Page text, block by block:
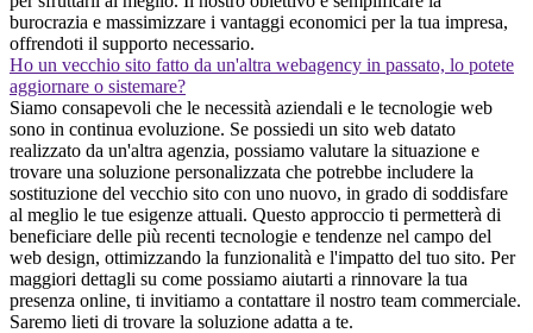
burocrazia e massimizzare i vantaggi economici per la tua impresa,
offrendoti il supporto necessario.
Ho un vecchio sito fatto da un'altra webagency in passato, lo potete
aggiornare o sistemare?
Siamo consapevoli che le necessità aziendali e le tecnologie web
sono in continua evoluzione. Se possiedi un sito web datato
realizzato da un'altra agenzia, possiamo valutare la situazione e
trovare una soluzione personalizzata che potrebbe includere la
sostituzione del vecchio sito con uno nuovo, in grado di soddisfare
al meglio le tue esigenze attuali. Questo approccio ti permetterà di
beneficiare delle più recenti tecnologie e tendenze nel campo del
web design, ottimizzando la funzionalità e l'impatto del tuo sito. Per
maggiori dettagli su come possiamo aiutarti a rinnovare la tua
presenza online, ti invitiamo a contattare il nostro team commerciale.
Saremo lieti di trovare la soluzione adatta a te.